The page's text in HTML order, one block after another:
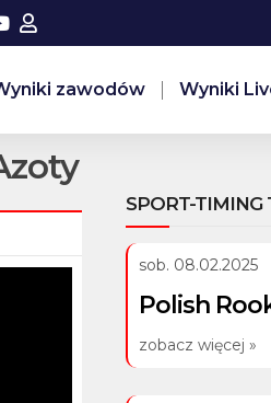
zawodów Wyniki
SPORT-TIMING
sob. 08.02.2025
Polish
zobacz więcej »